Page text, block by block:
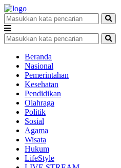
Beranda
Nasional
Pemerintahan
Kesehatan
Pendidikan
Olahraga
Politik
Sosial
Agama
Wisata
Hukum
LifeStyle